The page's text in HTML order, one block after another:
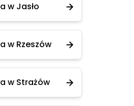
w Jasło
w Rzeszów
w Strażów